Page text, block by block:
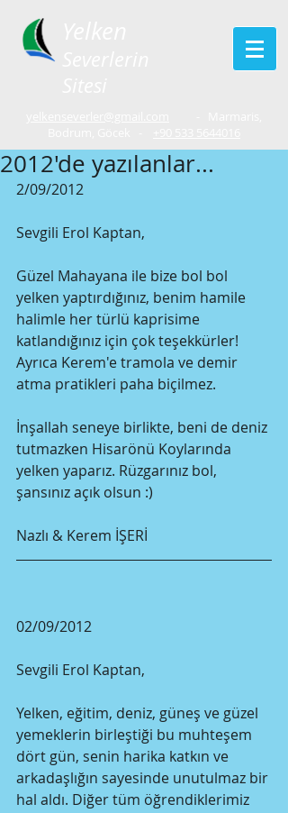
2012'de yazılanlar...
2/09/2012
Sevgili Erol Kaptan,
Güzel Mahayana ile bize bol bol
yelken yaptırdığınız, benim hamile
halimle her türlü kaprisime
katlandığınız için çok teşekkürler!
Ayrıca Kerem'e tramola ve demir
atma pratikleri paha biçilmez.
İnşallah seneye birlikte, beni de deniz
tutmazken Hisarönü Koylarında
yelken yaparız. Rüzgarınız bol,
şansınız açık olsun :)
Nazlı & Kerem İŞERİ
02/09/2012
Sevgili Erol Kaptan,
Yelken, eğitim, deniz, güneş ve güzel
yemeklerin birleştiği bu muhteşem
dört gün, senin harika katkın ve
arkadaşlığın sayesinde unutulmaz bir
hal aldı. Diğer tüm öğrendiklerimiz